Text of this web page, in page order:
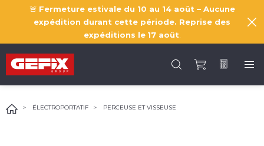
🚨 Fermeture estivale du 10 au 14 août – Aucune
expédition durant cette période. Reprise des
expéditions le 17 août
ÉLECTROPORTATIF PERCEUSE ET VISSEUSE